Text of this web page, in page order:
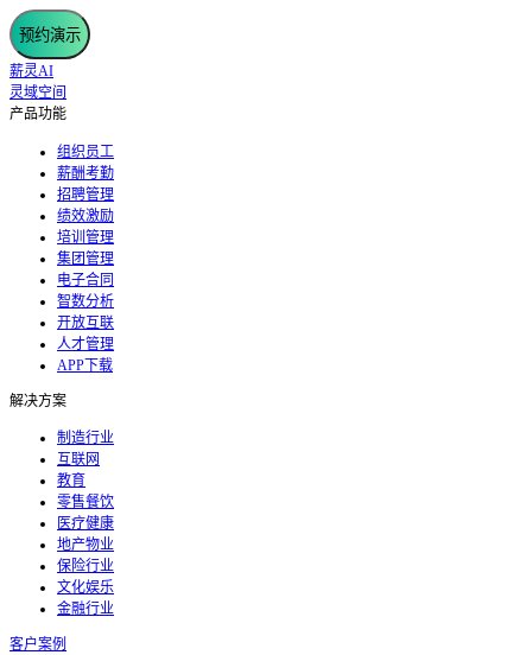
预约演示
薪灵AI
灵域空间
产品功能
组织员工
薪酬考勤
招聘管理
绩效激励
培训管理
集团管理
电子合同
智数分析
开放互联
人才管理
APP下载
解决方案
制造行业
互联网
教育
零售餐饮
医疗健康
地产物业
保险行业
文化娱乐
金融行业
客户案例